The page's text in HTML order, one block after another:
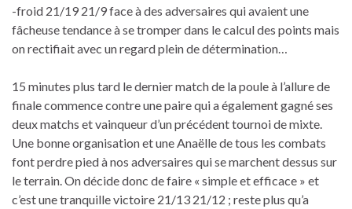
-froid 21/19 21/9 face à des adversaires qui avaient une
fâcheuse tendance à se tromper dans le calcul des points mais
on rectifiait avec un regard plein de détermination…
15 minutes plus tard le dernier match de la poule à l’allure de
finale commence contre une paire qui a également gagné ses
deux matchs et vainqueur d’un précédent tournoi de mixte.
Une bonne organisation et une Anaëlle de tous les combats
font perdre pied à nos adversaires qui se marchent dessus sur
le terrain. On décide donc de faire « simple et efficace » et
c’est une tranquille victoire 21/13 21/12 ; reste plus qu’a